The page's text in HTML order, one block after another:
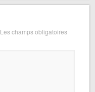
Les champs obligatoires